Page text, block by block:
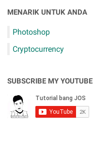
MENARIK UNTUK ANDA
Photoshop
Cryptocurrency
SUBSCRIBE MY